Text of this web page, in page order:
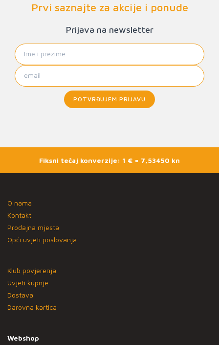
Prvi saznajte za akcije i ponude
Prijava na newsletter
POTVRĐUJEM PRIJAVU
Fiksni tečaj konverzije: 1 € = 7,53450 kn
O nama
Kontakt
Prodajna mjesta
Opći uvjeti poslovanja
Klub povjerenja
Uvjeti kupnje
Dostava
Darovna kartica
Webshop